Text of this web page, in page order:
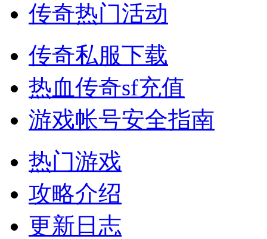
传奇热门活动
传奇私服下载
热血传奇sf充值
游戏帐号安全指南
热门游戏
攻略介绍
更新日志